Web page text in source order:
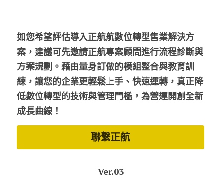
如您希望評估導入正航航數位轉型售業解決方
案，建議可先邀請正航專案顧問進行流程診斷與
方案規劃。藉由量身訂做的模組整合與教育訓
練，讓您的企業更輕鬆上手、快速運轉，真正降
低數位轉型的技術與管理門檻，為營運開創全新
成長曲線！
聯繫正航
Ver.03